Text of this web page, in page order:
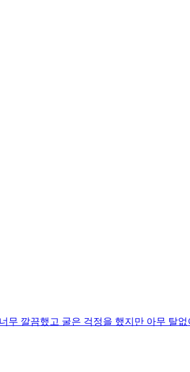
무 깔끔했고 굴은 걱정을 했지만 아무 탈